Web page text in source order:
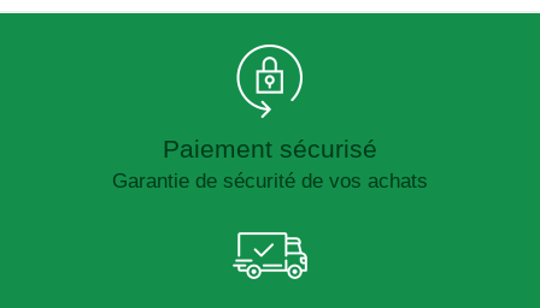
Paiement sécurisé
Garantie de sécurité de vos achats